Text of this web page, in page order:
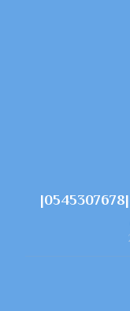
شركة تنظيف فلل في العين |0545307678|